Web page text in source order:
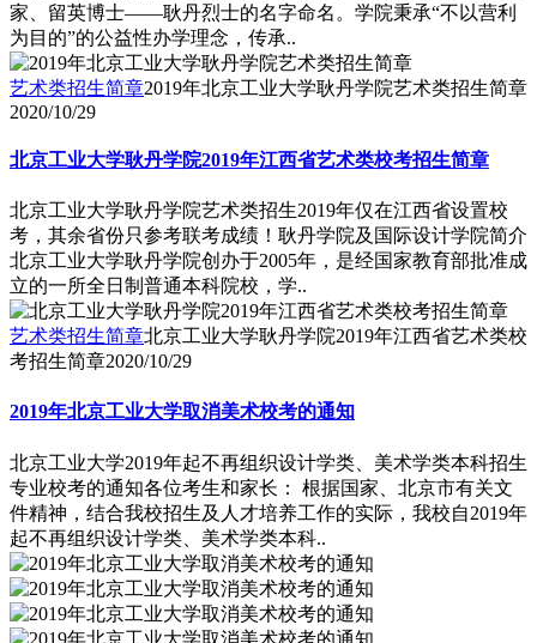
家、留英博士――耿丹烈士的名字命名。学院秉承“不以营利
为目的”的公益性办学理念，传承..
艺术类招生简章2019年北京工业大学耿丹学院艺术类招生简章
2020/10/29
北京工业大学耿丹学院2019年江西省艺术类校考招生简章
北京工业大学耿丹学院艺术类招生2019年仅在江西省设置校
考，其余省份只参考联考成绩！耿丹学院及国际设计学院简介
北京工业大学耿丹学院创办于2005年，是经国家教育部批准成
立的一所全日制普通本科院校，学..
艺术类招生简章北京工业大学耿丹学院2019年江西省艺术类校
考招生简章2020/10/29
2019年北京工业大学取消美术校考的通知
北京工业大学2019年起不再组织设计学类、美术学类本科招生
专业校考的通知各位考生和家长： 根据国家、北京市有关文
件精神，结合我校招生及人才培养工作的实际，我校自2019年
起不再组织设计学类、美术学类本科..